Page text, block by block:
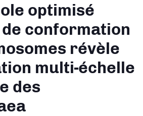
optimisé
conformation
révèle
multi-échelle
des